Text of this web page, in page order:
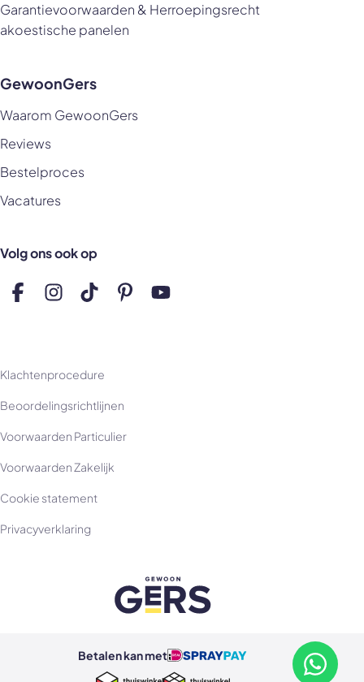
Garantievoorwaarden & Herroepingsrecht
akoestische panelen
GewoonGers
Waarom GewoonGers
Reviews
Bestelproces
Vacatures
Volg ons ook op
Volg ons op Facebook
Volg ons op Instagram
Volg ons op TikTok
Volg ons op Pinterest
Volg ons op YouTube
Neem
Klachtenprocedure
Beoordelingsrichtlijnen
Voorwaarden Particulier
Voorwaarden Zakelijk
Cookie statement
Privacyverklaring
Betalen kan metBetalen kan met ideal
Betalen kan met spraypay